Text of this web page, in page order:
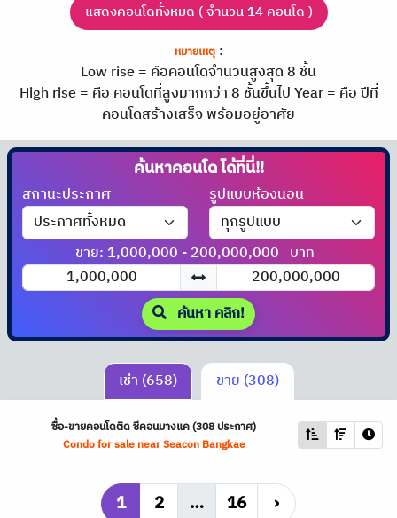
แสดงคอนโดทั้งหมด ( จำนวน 14 คอนโด )
หมายเหตุ:
Low rise = คือคอนโดจำนวนสูงสุด 8 ชั้น
High rise = คือ คอนโดที่สูงมากกว่า 8 ชั้นขึ้นไปYear = คือ ปีที่
คอนโดสร้างเสร็จ พร้อมอยู่อาศัย
ค้นหาคอนโดได้ที่นี่!!
สถานะประกาศ รูปแบบห้องนอน
ขาย: 1,000,000 - 200,000,000 บาท
ค้นหา คลิก!
เช่า (658) ขาย (308)
ซื้อ-ขายคอนโดติด ซีคอนบางแค (308 ประกาศ)
Condo for sale near Seacon Bangkae
1 2 … 16 ›